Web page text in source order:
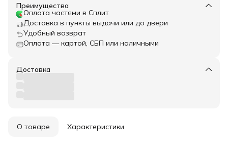
Преимущества
Оплата частями в Сплит
Доставка в пункты выдачи или до двери
Удобный возврат
Оплата — картой, СБП или наличными
Доставка
О товаре Характеристики